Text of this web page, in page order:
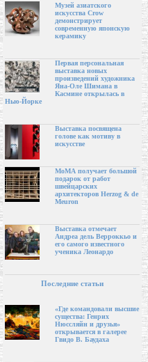
Музей азиатского
искусства Crow
демонстрирует
современную японскую
керамику
Первая персональная
выставка новых
произведений художника
Яна-Оле Шимана в
Касмине открылась в
Нью-Йорке
Выставка посвящена
голове как мотиву в
искусстве
МоМА получает большой
подарок от работ
швейцарских
архитекторов Herzog & de
Meuron
Выставка отмечает
Андреа дель Верроккьо и
его самого известного
ученика Леонардо
Последние статьи
«Где командовали высшие
существа: Генрих
Нюссляйн и друзья»
открывается в галерее
Гвидо В. Баудаха